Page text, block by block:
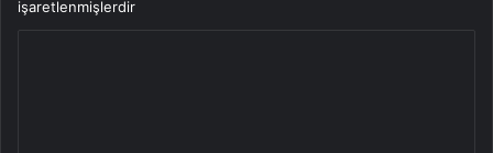
işaretlenmişlerdir